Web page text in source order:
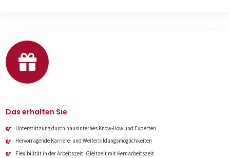
Das erhalten Sie
Unterstützung durch hausinternes Know-How und Experten
Hervorragende Karriere- und Weiterbildungsmöglichkeiten
Flexibilität in der Arbeitszeit: Gleitzeit mit Kernarbeitszeit